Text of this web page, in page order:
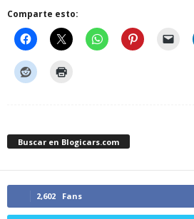
Comparte esto:
Buscar en Blogicars.com
2,602 Fans